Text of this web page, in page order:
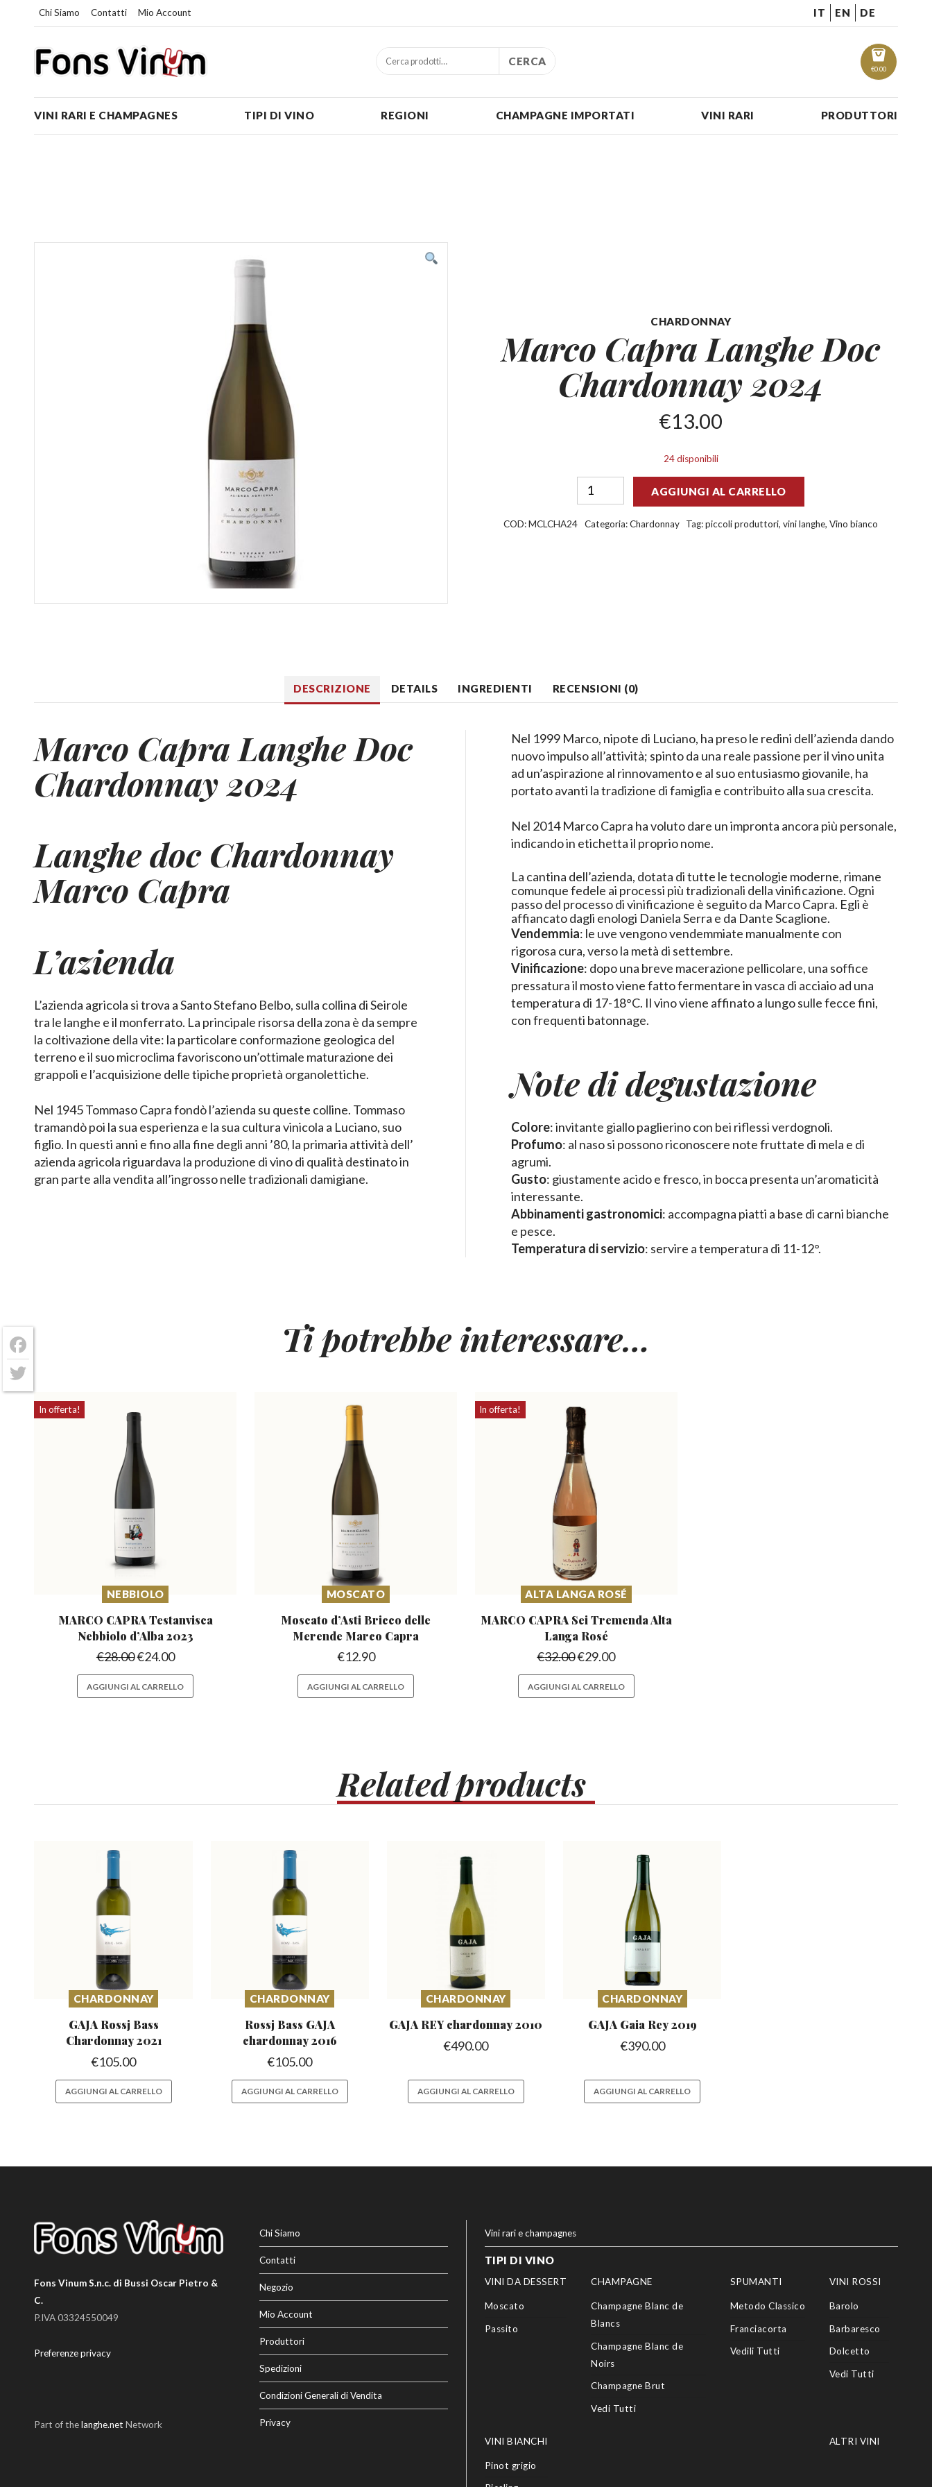
Chi Siamo Contatti Mio Account IT EN DE
€0.00
CERCA
VINI RARI E CHAMPAGNES TIPI DI VINO REGIONI CHAMPAGNE IMPORTATI VINI RARI PRODUTTORI
CHARDONNAY
Marco Capra Langhe Doc
Chardonnay 2024
€13.00
24 disponibili
AGGIUNGI AL CARRELLO
COD:MCLCHA24 Categoria:Chardonnay Tag:piccoli produttori,vini langhe,Vino bianco
DESCRIZIONE DETAILS INGREDIENTI RECENSIONI (0)
Marco Capra Langhe Doc
Chardonnay 2024
Langhe doc Chardonnay
Marco Capra
L’azienda
L’azienda agricola si trova a Santo Stefano Belbo, sulla collina di Seirole
tra le langhe e il monferrato. La principale risorsa della zona è da sempre
la coltivazione della vite: la particolare conformazione geologica del
terreno e il suo microclima favoriscono un’ottimale maturazione dei
grappoli e l’acquisizione delle tipiche proprietà organolettiche.
Nel 1945 Tommaso Capra fondò l’azienda su queste colline. Tommaso
tramandò poi la sua esperienza e la sua cultura vinicola a Luciano, suo
figlio. In questi anni e fino alla fine degli anni ’80, la primaria attività dell’
azienda agricola riguardava la produzione di vino di qualità destinato in
gran parte alla vendita all’ingrosso nelle tradizionali damigiane.
Nel 1999 Marco, nipote di Luciano, ha preso le redini dell’azienda dando
nuovo impulso all’attività; spinto da una reale passione per il vino unita
ad un’aspirazione al rinnovamento e al suo entusiasmo giovanile, ha
portato avanti la tradizione di famiglia e contribuito alla sua crescita.
Nel 2014 Marco Capra ha voluto dare un impronta ancora più personale,
indicando in etichetta il proprio nome.
La cantina dell’azienda, dotata di tutte le tecnologie moderne, rimane
comunque fedele ai processi più tradizionali della vinificazione. Ogni
passo del processo di vinificazione è seguito da Marco Capra. Egli è
affiancato dagli enologi Daniela Serra e da Dante Scaglione.
Vendemmia: le uve vengono vendemmiate manualmente con
rigorosa cura, verso la metà di settembre.
Vinificazione: dopo una breve macerazione pellicolare, una soffice
pressatura il mosto viene fatto fermentare in vasca di acciaio ad una
temperatura di 17-18°C. Il vino viene affinato a lungo sulle fecce fini,
con frequenti batonnage.
Note di degustazione
Colore: invitante giallo paglierino con bei riflessi verdognoli.
Profumo: al naso si possono riconoscere note fruttate di mela e di
agrumi.
Gusto: giustamente acido e fresco, in bocca presenta un’aromaticità
interessante.
Abbinamenti gastronomici: accompagna piatti a base di carni bianche
e pesce.
Temperatura di servizio: servire a temperatura di 11-12°.
Ti potrebbe interessare…
In offerta!
NEBBIOLO
MARCO CAPRA Testanvisca
Nebbiolo d’Alba 2023
€28.00€24.00
AGGIUNGI AL CARRELLO
MOSCATO
Moscato d’Asti Bricco delle
Merende Marco Capra
€12.90
AGGIUNGI AL CARRELLO
In offerta!
ALTA LANGA ROSÉ
MARCO CAPRA Sei TremendaAlta
Langa Rosé
€32.00€29.00
AGGIUNGI AL CARRELLO
Relatedproducts
CHARDONNAY
GAJA Rossj Bass
Chardonnay 2021
€105.00
AGGIUNGI AL CARRELLO
CHARDONNAY
Rossj Bass GAJA
chardonnay 2016
€105.00
AGGIUNGI AL CARRELLO
CHARDONNAY
GAJA REY chardonnay2010
€490.00
AGGIUNGI AL CARRELLO
CHARDONNAY
GAJA Gaia Rey 2019
€390.00
AGGIUNGI AL CARRELLO
Fons Vinum S.n.c. di Bussi Oscar Pietro &
C.
P.IVA 03324550049
Preferenze privacy
Part of thelanghe.net Network
Chi Siamo
Contatti
Negozio
Mio Account
Produttori
Spedizioni
Condizioni Generali di Vendita
Privacy
Vini rari e champagnes
TIPI DI VINO
VINI DA DESSERT
Moscato
Passito
CHAMPAGNE
Champagne Blanc de
Blancs
Champagne Blanc de
Noirs
Champagne Brut
Vedi Tutti
SPUMANTI
Metodo Classico
Franciacorta
Vedili Tutti
VINI ROSSI
Barolo
Barbaresco
Dolcetto
Vedi Tutti
VINI BIANCHI
Pinot grigio
ALTRI VINI
Facebook
Twitter